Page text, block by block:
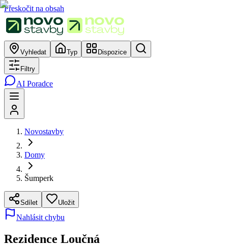
Přeskočit na obsah
Vyhledat Typ Dispozice
Filtry
AI Poradce
Novostavby
Domy
Šumperk
Sdílet Uložit
Nahlásit chybu
Rezidence Loučná